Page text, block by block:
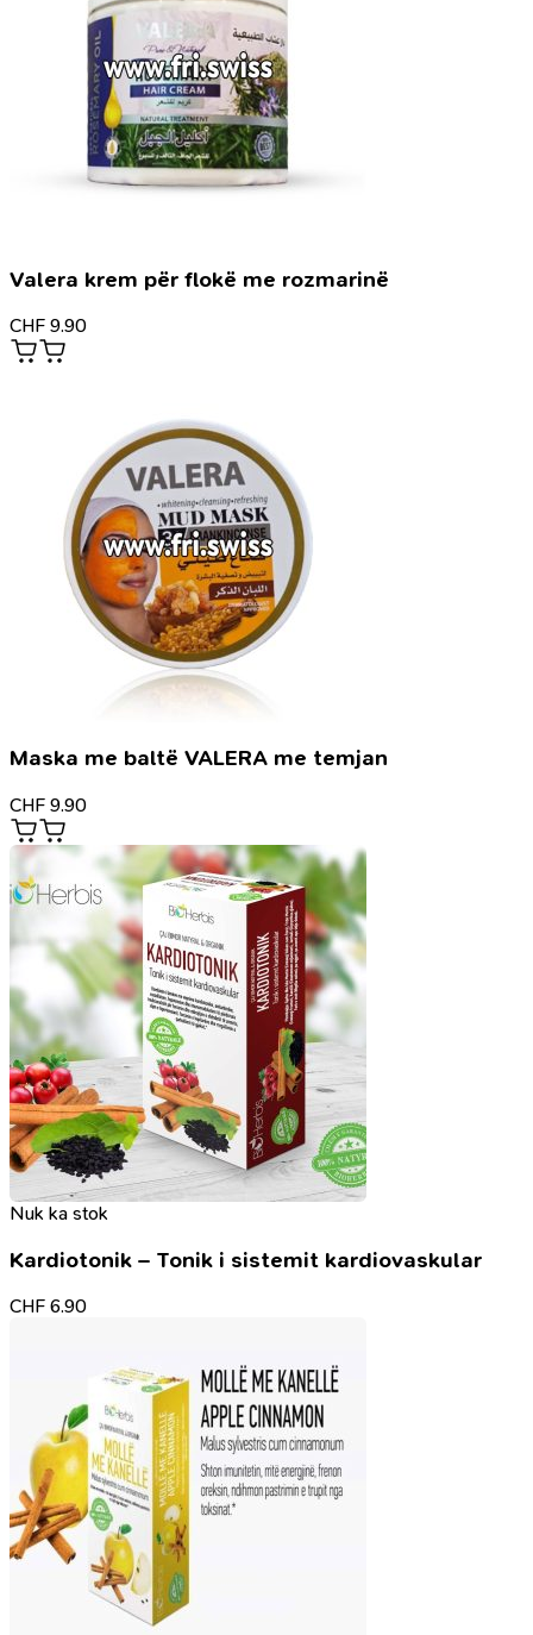
Valera krem për flokë me rozmarinë
CHF 9.90
Maska me baltë VALERA me temjan
CHF 9.90
Nuk ka stok
Kardiotonik – Tonik i sistemit kardiovaskular
CHF 6.90